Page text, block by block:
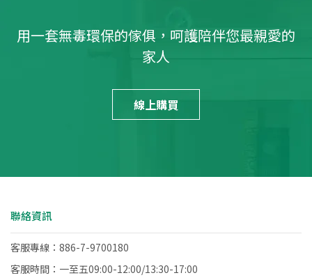
用一套無毒環保的傢俱，呵護陪伴您最親愛的
家人
線上購買
聯絡資訊
客服專線：886-7-9700180
客服時間：一至五09:00-12:00/13:30-17:00